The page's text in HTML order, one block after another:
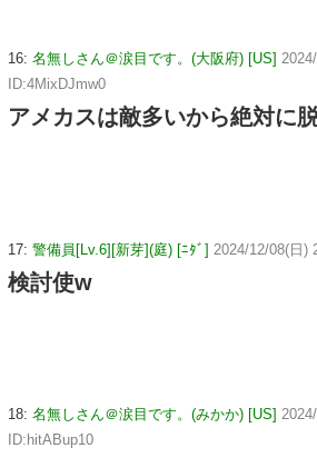
16: 名無しさん＠涙目です。(大阪府) [US]
ID:4MixDJmw0
アメカスは敵多いから絶対に
17: 警備員[Lv.6][新芽](庭) [ﾆﾀﾞ] 2024/12/08(日)
検討使w
18: 名無しさん＠涙目です。(みかか) [US]
ID:hitABup10